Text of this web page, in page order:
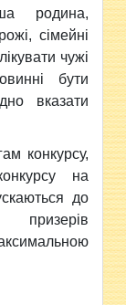
родина,
сімейні
чужі
бути
вказати
конкурсу,
на
до
призерів